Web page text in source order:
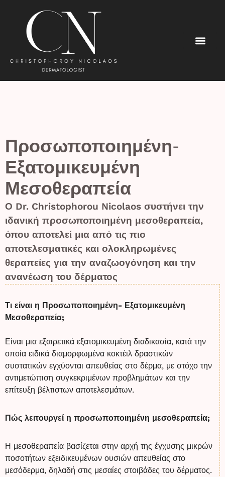
Προσωποποιημένη-
Εξατομικευμένη
Μεσοθεραπεία
Ο Dr. Christophorou Nicolaos συστήνει την
ιδανική προσωποποιημένη μεσοθεραπεία,
όπου αποτελεί μια από τις πιο
αποτελεσματικές και ολοκληρωμένες
θεραπείες για την αναζωογόνηση και την
ανανέωση του δέρματος
Τι είναι η Προσωποποιημένη- Εξατομικευμένη
Μεσοθεραπεία;
Είναι μια εξαιρετικά εξατομικευμένη διαδικασία, κατά την
οποία ειδικά διαμορφωμένα κοκτέιλ δραστικών
συστατικών εγχύονται απευθείας στο δέρμα, με στόχο την
αντιμετώπιση συγκεκριμένων προβλημάτων και την
επίτευξη βέλτιστων αποτελεσμάτων.
Πώς λειτουργεί η προσωποποιημένη μεσοθεραπεία;
Η μεσοθεραπεία βασίζεται στην αρχή της έγχυσης μικρών
ποσοτήτων εξειδικευμένων ουσιών απευθείας στο
μεσόδερμα, δηλαδή στις μεσαίες στοιβάδες του δέρματος.